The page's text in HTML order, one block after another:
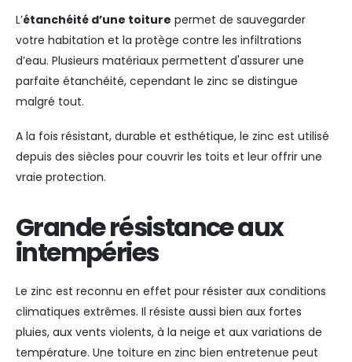
L’étanchéité d’une toiture permet de sauvegarder
votre habitation et la protège contre les infiltrations
d’eau. Plusieurs matériaux permettent d'assurer une
parfaite étanchéité, cependant le zinc se distingue
malgré tout.
A la fois résistant, durable et esthétique, le zinc est utilisé
depuis des siècles pour couvrir les toits et leur offrir une
vraie protection.
Grande résistance aux
intempéries
Le zinc est reconnu en effet pour résister aux conditions
climatiques extrêmes. Il résiste aussi bien aux fortes
pluies, aux vents violents, à la neige et aux variations de
température. Une toiture en zinc bien entretenue peut